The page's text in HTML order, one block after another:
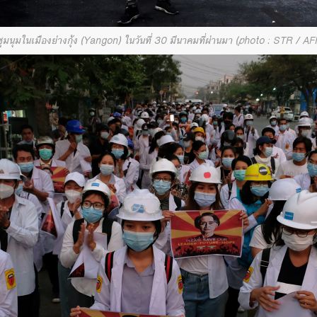
มนุมในเมืองย่างกุ้ง (Yangon) ในวันที่ 30 มีนาคมที่ผ่านมา (photo : STR /